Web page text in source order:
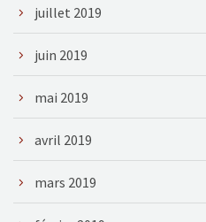
juillet 2019
juin 2019
mai 2019
avril 2019
mars 2019